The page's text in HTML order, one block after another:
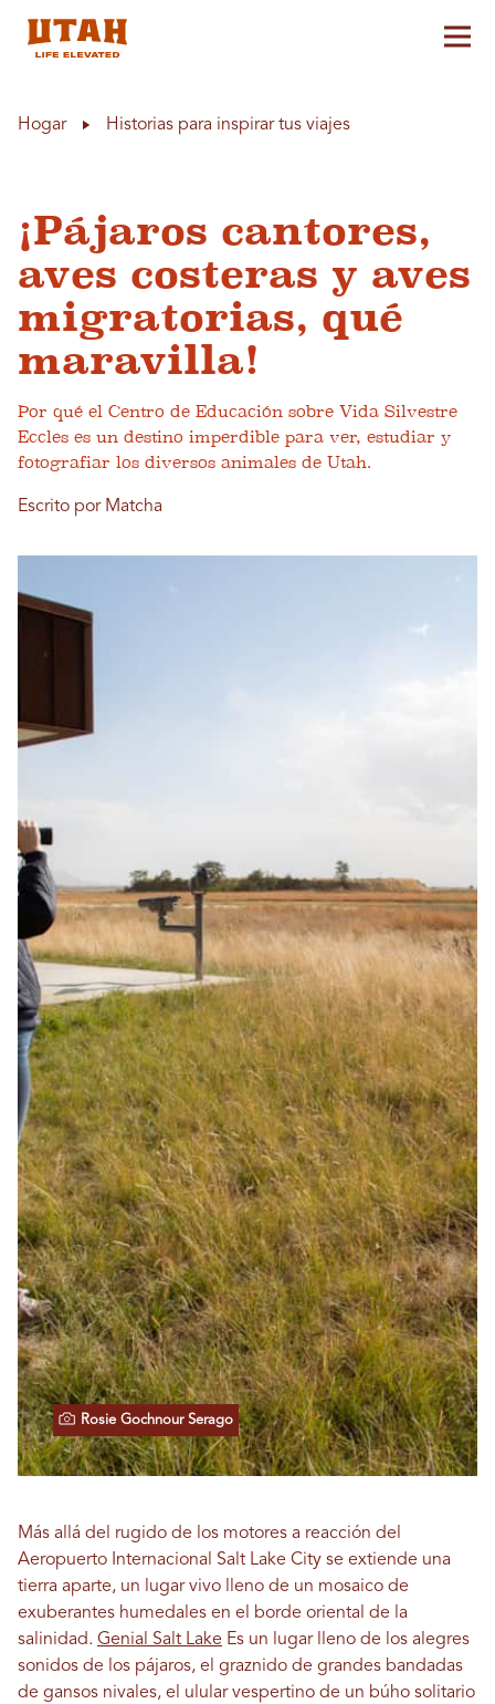
Hogar Historias para inspirar tus viajes
¡Pájaros cantores,
aves costeras y aves
migratorias, qué
maravilla!
Por qué el Centro de Educación sobre Vida Silvestre
Eccles es un destino imperdible para ver, estudiar y
fotografiar los diversos animales de Utah.
Escrito por Matcha
Rosie Gochnour Serago
Más allá del rugido de los motores a reacción del
Aeropuerto Internacional Salt Lake City se extiende una
tierra aparte, un lugar vivo lleno de un mosaico de
exuberantes humedales en el borde oriental de la
salinidad. Genial Salt Lake Es un lugar lleno de los alegres
sonidos de los pájaros, el graznido de grandes bandadas
de gansos nivales, el ulular vespertino de un búho solitario